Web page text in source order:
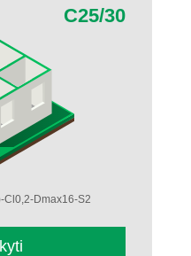
C25/30
Cl0,2-Dmax16-S2